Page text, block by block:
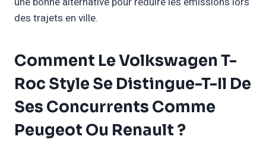
des trajets en ville.
Comment Le Volkswagen T-
Roc Style Se Distingue-T-Il De
Ses Concurrents Comme
Peugeot Ou Renault ?